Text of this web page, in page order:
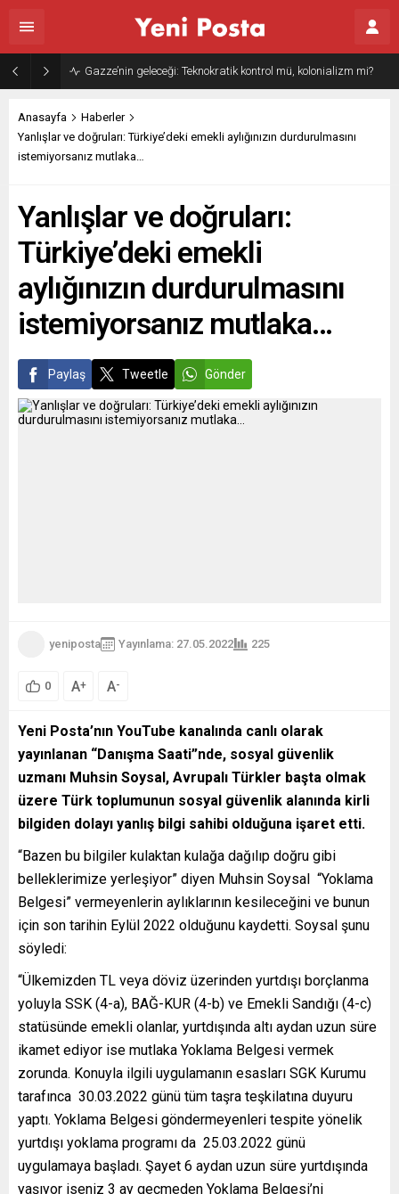
Gazze’nin geleceği: Teknokratik kontrol mü, kolonializm mi?
Anasayfa
Haberler
Yanlışlar ve doğruları: Türkiye’deki emekli aylığınızın durdurulmasını
istemiyorsanız mutlaka…
Yanlışlar ve doğruları:
Türkiye’deki emekli
aylığınızın durdurulmasını
istemiyorsanız mutlaka…
Paylaş Tweetle Gönder
yeniposta Yayınlama: 27.05.2022 225
0 A+ A-
Yeni Posta’nın YouTube kanalında canlı olarak
yayınlanan “Danışma Saati”nde, sosyal güvenlik
uzmanı Muhsin Soysal, Avrupalı Türkler başta olmak
üzere Türk toplumunun sosyal güvenlik alanında kirli
bilgiden dolayı yanlış bilgi sahibi olduğuna işaret etti.
“Bazen bu bilgiler kulaktan kulağa dağılıp doğru gibi
belleklerimize yerleşiyor” diyen Muhsin Soysal “Yoklama
Belgesi” vermeyenlerin aylıklarının kesileceğini ve bunun
için son tarihin Eylül 2022 olduğunu kaydetti. Soysal şunu
söyledi:
“Ülkemizden TL veya döviz üzerinden yurtdışı borçlanma
yoluyla SSK (4-a), BAĞ-KUR (4-b) ve Emekli Sandığı (4-c)
statüsünde emekli olanlar, yurtdışında altı aydan uzun süre
ikamet ediyor ise mutlaka Yoklama Belgesi vermek
zorunda. Konuyla ilgili uygulamanın esasları SGK Kurumu
tarafınca 30.03.2022 günü tüm taşra teşkilatına duyuru
yaptı. Yoklama Belgesi göndermeyenleri tespite yönelik
yurtdışı yoklama programı da 25.03.2022 günü
uygulamaya başladı. Şayet 6 aydan uzun süre yurtdışında
yaşıyor iseniz 3 ay geçmeden Yoklama Belgesi’ni